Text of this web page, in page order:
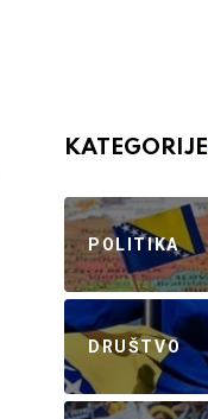
KATEGORIJE
POLITIKA
DRUŠTVO